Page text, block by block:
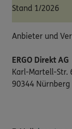
Stand 1/2026
Anbieter und
ERGO Direkt AG
Karl-Martell-Str.
90344 Nürnberg